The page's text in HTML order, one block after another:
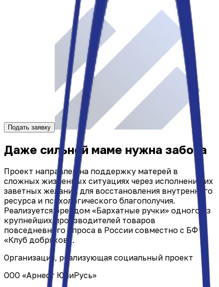
Подать заявку
Даже сильной маме нужна забота
Проект направлен на поддержку матерей в
сложных жизненных ситуациях через исполнение их
заветных желаний для восстановления внутреннего
ресурса и психологического благополучия.
Реализуется брендом «Бархатные ручки» одного из
крупнейших производителей товаров
повседневного спроса в России совместно с БФ
«Клуб добряков».
Организация, реализующая социальный проект
ООО «Арнест ЮниРусь»